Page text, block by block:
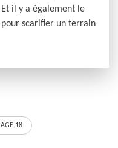
il y a également le
scarifier un terrain
18